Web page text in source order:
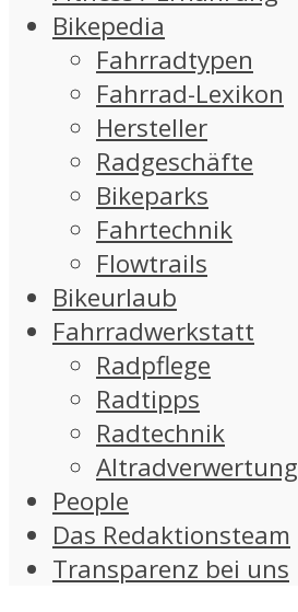
Bikepedia
Fahrradtypen
Fahrrad-Lexikon
Hersteller
Radgeschäfte
Bikeparks
Fahrtechnik
Flowtrails
Bikeurlaub
Fahrradwerkstatt
Radpflege
Radtipps
Radtechnik
Altradverwertung
People
Das Redaktionsteam
Transparenz bei uns